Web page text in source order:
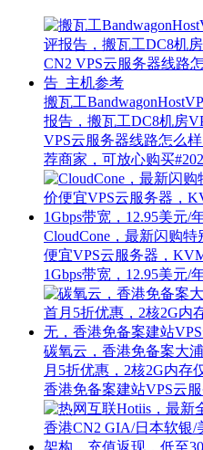
搬瓦工
报告，搬瓦工DC8机房
VPS云服务器线路怎么
荐商家，可放心购买#
CloudCone，最新闪购
便宜VPS云服务器，
1Gbps带宽，12.95美元/
碳氧云，香港免备案大
月5折优惠，2核2G内存
香港免备案建站VPS云